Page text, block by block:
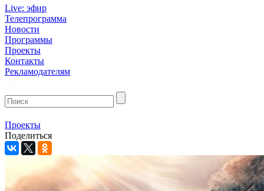
Live: эфир
Телепрограмма
Новости
Программы
Проекты
Контакты
Рекламодателям
Проекты
Поделиться